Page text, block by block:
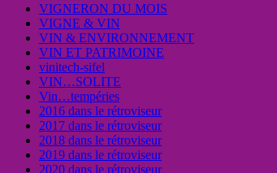
VIGNERON DU MOIS
VIGNE & VIN
VIN & ENVIRONNEMENT
VIN ET PATRIMOINE
vinitech-sifel
VIN…SOLITE
Vin…tempéries
2016 dans le rétroviseur
2017 dans le rétroviseur
2018 dans le rétroviseur
2019 dans le rétroviseur
2020 dans le rétroviseur